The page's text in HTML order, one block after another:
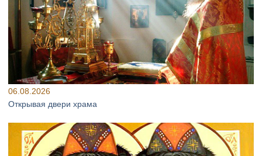
06.08.2026
Открывая двери храма